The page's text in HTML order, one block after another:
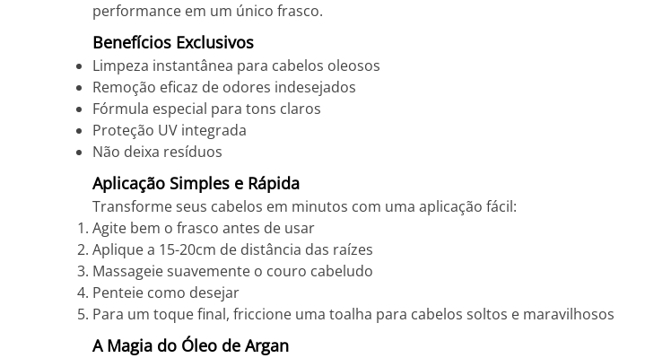
performance em um único frasco.
Benefícios Exclusivos
Limpeza instantânea para cabelos oleosos
Remoção eficaz de odores indesejados
Fórmula especial para tons claros
Proteção UV integrada
Não deixa resíduos
Aplicação Simples e Rápida
Transforme seus cabelos em minutos com uma aplicação fácil:
Agite bem o frasco antes de usar
Aplique a 15-20cm de distância das raízes
Massageie suavemente o couro cabeludo
Penteie como desejar
Para um toque final, friccione uma toalha para cabelos soltos e maravilhosos
A Magia do Óleo de Argan